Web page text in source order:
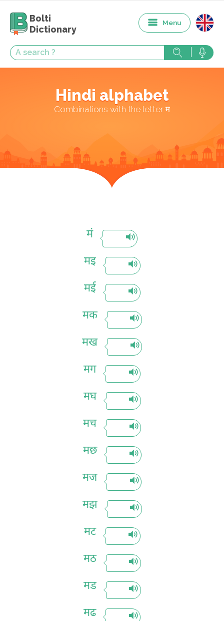
Bolti
Dictionary
Menu
Hindi alphabet
Combinations with the letter म
मं
मइ
मई
मक
मख
मग
मघ
मच
मछ
मज
मझ
मट
मठ
मड
मढ